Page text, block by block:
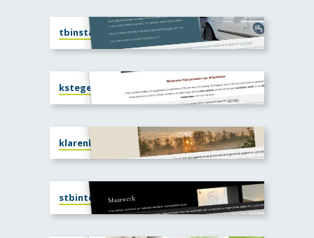
tbinstallateur.nl
kstegels.nl
klarenbeekseweg91en93.nl
stbinterieur.nl